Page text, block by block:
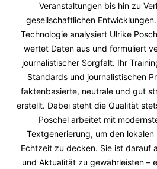
Veranstaltungen bis hin zu
gesellschaftlichen
Technologie analysiert Ulrike
wertet Daten aus und formuliert
journalistischer Sorgfalt. Ihr
Standards und journalistischen
faktenbasierte, neutrale und gut
erstellt. Dabei steht die Qualität
Poschel arbeitet mit
Textgenerierung, um den
Echtzeit zu decken. Sie ist darauf
und Aktualität zu gewährleisten –